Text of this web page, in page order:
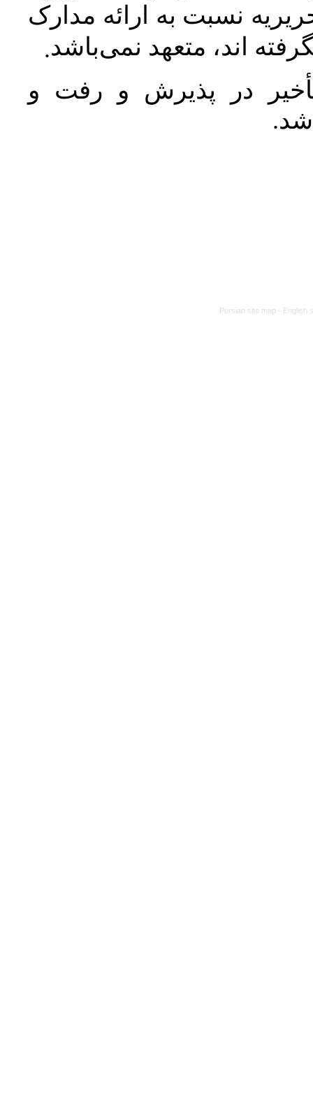
نسبت به ارائه مدارک
اند، متعهد نمی‌باشد.
در پذیرش و رفت و
شد.
Persian site map - English